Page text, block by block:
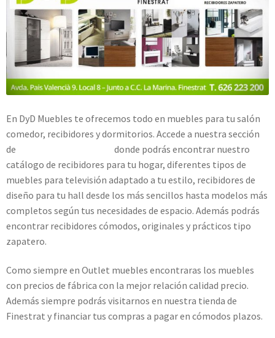
En DyD Muebles te ofrecemos todo en muebles para tu salón
comedor, recibidores y dormitorios. Accede a nuestra sección
de
donde podrás encontrar nuestro
catálogo de recibidores para tu hogar, diferentes tipos de
muebles para televisión adaptado a tu estilo, recibidores de
diseño para tu hall desde los más sencillos hasta modelos más
completos según tus necesidades de espacio. Además podrás
encontrar recibidores cómodos, originales y prácticos tipo
zapatero.
Como siempre en Outlet muebles encontraras los muebles
con precios de fábrica con la mejor relación calidad precio.
Además siempre podrás visitarnos en nuestra tienda de
Finestrat y financiar tus compras a pagar en cómodos plazos.